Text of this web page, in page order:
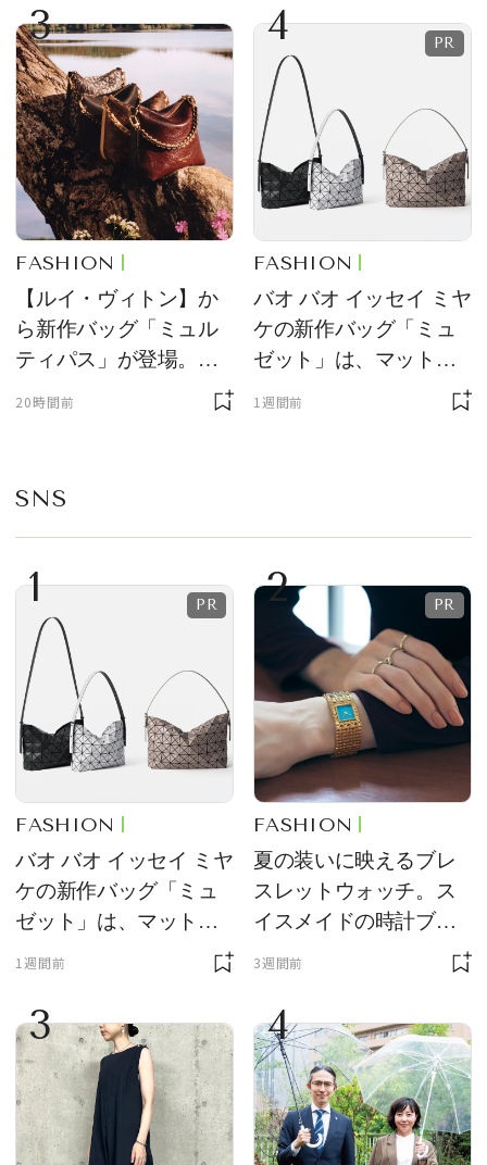
3
FASHION
【ルイ・ヴィトン】か
ら新作バッグ「ミュル
ティパス」が登場。ミ
ニサイズもラインナッ
20時間前
4
FASHION
バオ バオ イッセイ ミヤ
ケの新作バッグ「ミュ
ゼット」は、マットな
1週間前
SNS
1
FASHION
バオ バオ イッセイ ミヤ
ケの新作バッグ「ミュ
ゼット」は、マットな
1週間前
2
FASHION
夏の装いに映えるブレ
スレットウォッチ。ス
イスメイドの時計ブラ
ンド【フレデリック・
をレビュー。【それい
け！ 良品ハンター】
3週間前
3 4